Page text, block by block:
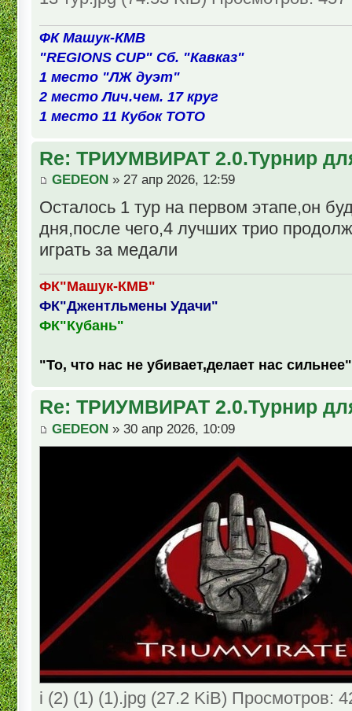
ФК Машук-КМВ
"REGIONS CUP" Сб. "Кавказ"
1 место "ЛЖ дуэт"
2 место Лич.чем. 17 круг
1 место 11 Кубок ТОТО
Re: ТРИУМВИРАТ 2.0.Турнир
GEDEON » 27 апр 2026, 12:59
Осталось 1 тур на первом этапе,он
дня,после чего,4 лучших трио
играть за медали
ФК"Машук-КМВ"
ФК"Джентльмены Удачи"
ФК"Кубань"
"То, что нас не убивает,делает нас сильнее"
Re: ТРИУМВИРАТ 2.0.Турнир
GEDEON » 30 апр 2026, 10:09
i (2) (1) (1).jpg (27.2 KiB) Просмотров: